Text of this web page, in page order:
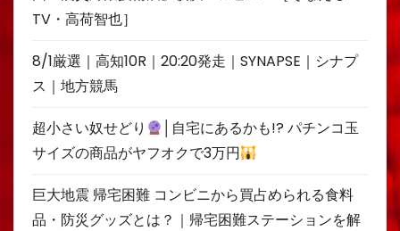
TV・高荷智也］
8/1厳選｜高知10R｜20:20発走｜SYNAPSE｜シナプ
ス｜地方競馬
超小さい奴せどり
│自宅にあるかも!? パチンコ玉
サイズの商品がヤフオクで3万円
巨大地震 帰宅困難 コンビニから買占められる食料
品・防災グッズとは？｜帰宅困難ステーションを解